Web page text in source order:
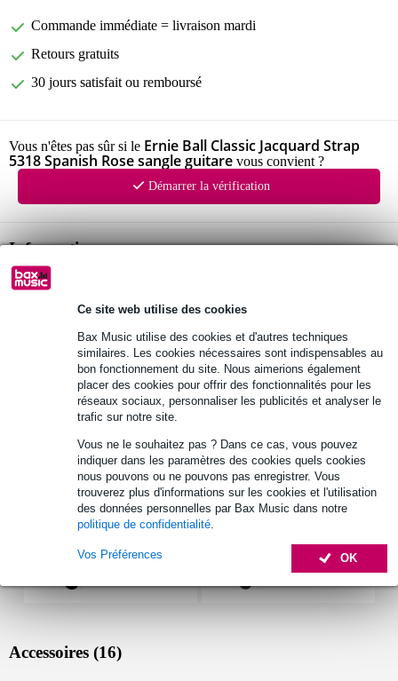
Ce site web utilise des cookies
Bax Music utilise des cookies et d'autres techniques
similaires. Les cookies nécessaires sont indispensables au
bon fonctionnement du site. Nous aimerions également
placer des cookies pour offrir des fonctionnalités pour les
réseaux sociaux, personnaliser les publicités et analyser le
trafic sur notre site.
Vous ne le souhaitez pas ? Dans ce cas, vous pouvez
indiquer dans les paramètres des cookies quels cookies
nous pouvons ou ne pouvons pas enregistrer. Vous
trouverez plus d'informations sur les cookies et l'utilisation
des données personnelles par Bax Music dans notre
politique de confidentialité.
OK
Vos Préférences
Commande immédiate = livraison mardi
Retours gratuits
30 jours satisfait ou remboursé
Vous n'êtes pas sûr si le Ernie Ball Classic Jacquard Strap
5318 Spanish Rose sangle guitare vous convient ?
Démarrer la vérification
Informations
sangle de guitare
série : Classic Jacquard Strap
Afficher toutes les caractéristiques du produit
Autres variantes (23)
Accessoires (16)